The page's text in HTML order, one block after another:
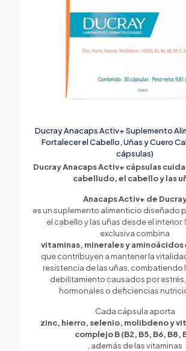
Ducray Anacaps Activ+ Suplemento
Fortalecer el Cabello, Uñas y Cuero
cápsulas)
Ducray Anacaps Activ+ cápsulas
cabelludo, el cabello y las
Anacaps Activ+ de
es un suplemento alimenticio diseñado
el cabello y las uñas desde el interior.
exclusiva combina
vitaminas, minerales y aminoácidos
que contribuyen a mantener la
resistencia de las uñas, combatiendo
debilitamiento causados por
hormonales o deficiencias
Cada cápsula aporta
zinc, hierro, selenio, molibdeno y
complejo B (B2, B5, B6, B8,
, además de las vitaminas